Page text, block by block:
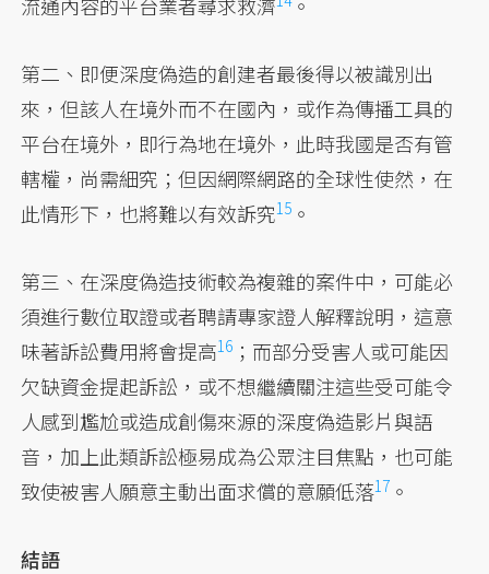
第二、即便深度偽造的創建者最後得以被識別出
來，但該人在境外而不在國內，或作為傳播工具的
平台在境外，即行為地在境外，此時我國是否有管
轄權，尚需細究；但因網際網路的全球性使然，在
此情形下， 也將難以有效訴究15 。
第三、在深度偽造技術較為複雜的案件中，可能必
須進行數位取證或者聘請專家證人解釋說明， 這意
味著訴訟費用將會提高16 ；而部分受害人或可能因
欠缺資金提起訴訟，或不想繼續關注這些受可能令
人感到尷尬或造成創傷來源的深度偽造影片與語
音，加上此類訴訟極易成為公眾注目焦點， 也可能
致使被害人願意主動出面求償的意願低落17 。
結語